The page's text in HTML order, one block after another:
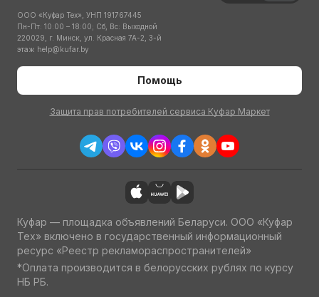
ООО «Куфар Тех», УНП 191767445
Пн-Пт: 10:00 – 18:00; Сб, Вс: Выходной
220029, г. Минск, ул. Красная 7А-2, 3-й
этаж help@kufar.by
Помощь
Защита прав потребителей сервиса Куфар Маркет
Куфар — площадка объявлений Беларуси. ООО «Куфар
Тех» включено в государственный информационный
ресурс «Реестр рекламораспространителей»
*Оплата производится в белорусских рублях по курсу
НБ РБ.